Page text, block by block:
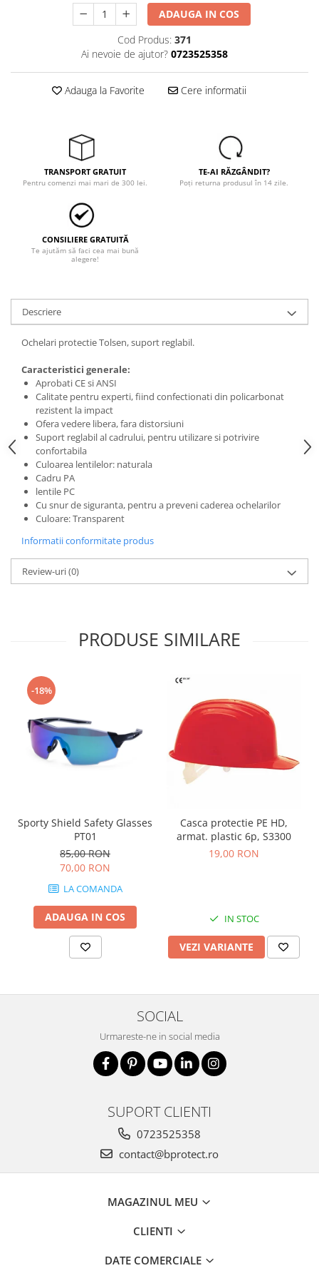
Echere si compasuri
Rulete si metre
Termometre
Masini de gaurit si insurubat
Masini de slefuit si rindeluit
Polizoare unghiulare
Salopetă cu pieptar
îmbrăcăminte unică folosinţă
Industria Alimentară
Pantaloni
Protecţie ignifugă
Accesorii rezistente la flacără
Combinezoane
Hanorace
Salopete cu pieptar
Tricouri
Veste
Rezistent la flacăra
Vizibilitate înalta hi-vis
îmbrăcăminte asistente/doctori
îmbrăcăminte bucătari
îmbrăcăminte de lucru
înaltă vizibilitate hi-vis
Combinezoane
Hanorace
Pantaloni scurti
Salopetă cu pieptar
ADAUGA IN COS
Cod Produs: 371
Ai nevoie de ajutor? 0723525358
Adauga la Favorite Cere informatii
TRANSPORT GRATUIT
Pentru comenzi mai mari de 300 lei.
TE-AI RĂZGÂNDIT?
Poți returna produsul în 14 zile.
CONSILIERE GRATUITĂ
Te ajutăm să faci cea mai bună
alegere!
Descriere
Ochelari protectie Tolsen, suport reglabil.
Caracteristici generale:
Aprobati CE si ANSI
Calitate pentru experti, fiind confectionati din policarbonat
rezistent la impact
Ofera vedere libera, fara distorsiuni
Suport reglabil al cadrului, pentru utilizare si potrivire
confortabila
Culoarea lentilelor: naturala
Cadru PA
lentile PC
Cu snur de siguranta, pentru a preveni caderea ochelarilor
Culoare: Transparent
Informatii conformitate produs
Review-uri(0)
PRODUSE SIMILARE
-18%
Sporty Shield Safety Glasses
PT01
85,00 RON
70,00 RON
LA COMANDA
ADAUGA IN COS
Casca protectie PE HD,
armat. plastic 6p, S3300
19,00 RON
IN STOC
VEZI VARIANTE
SOCIAL
Urmareste-ne in social media
SUPORT CLIENTI
0723525358
contact@bprotect.ro
MAGAZINUL MEU
CLIENTI
DATE COMERCIALE